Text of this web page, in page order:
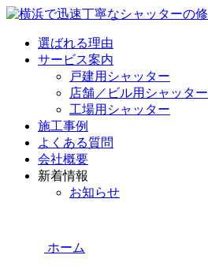
選ばれる理由
サービス案内
戸建用シャッター
店舗／ビル用シャッター
工場用シャッター
施工事例
よくある質問
会社概要
新着情報
お知らせ
ホーム